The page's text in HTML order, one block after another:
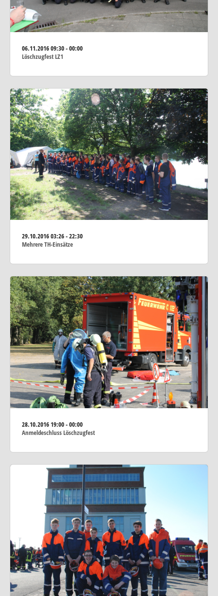
06.11.201609:30 - 00:00
Löschzugfest LZ1
29.10.201603:26 - 22:30
Mehrere TH-Einsätze
28.10.201619:00 - 00:00
Anmeldeschluss Löschzugfest